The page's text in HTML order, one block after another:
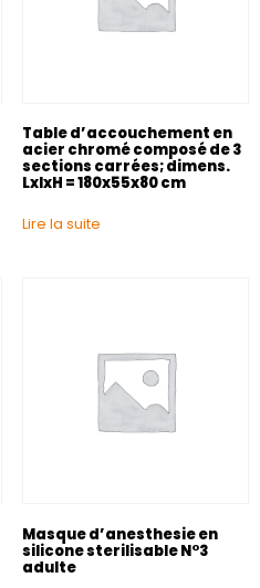
Table d’accouchement en
acier chromé composé de 3
sections carrées; dimens.
LxlxH = 180x55x80 cm
Lire la suite
Masque d’anesthesie en
silicone sterilisable N°3
adulte